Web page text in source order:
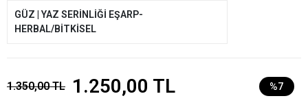
GÜZ | YAZ SERİNLİĞİ EŞARP-
HERBAL/BİTKİSEL
1.350,00 TL 1.250,00 TL %7